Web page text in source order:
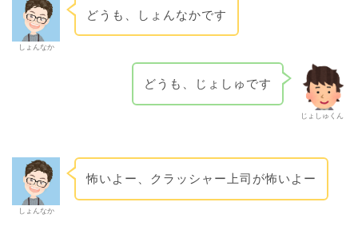
しょんなか
どうも、しょんなかです
じょしゅくん
どうも、じょしゅです
しょんなか
怖いよー、クラッシャー上司が怖いよー